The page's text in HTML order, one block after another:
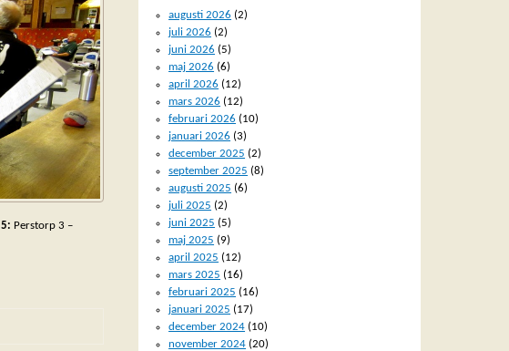
Perstorp 3 –
augusti 2026 (2)
juli 2026 (2)
juni 2026 (5)
maj 2026 (6)
april 2026 (12)
mars 2026 (12)
februari 2026 (10)
januari 2026 (3)
december 2025 (2)
september 2025 (8)
augusti 2025 (6)
juli 2025 (2)
juni 2025 (5)
maj 2025 (9)
april 2025 (12)
mars 2025 (16)
februari 2025 (16)
januari 2025 (17)
december 2024 (10)
november 2024 (20)